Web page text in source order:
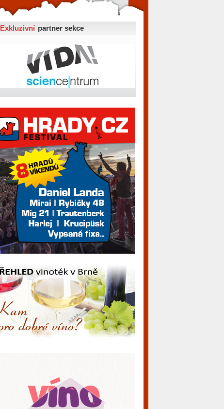
Exkluzivní partner sekce